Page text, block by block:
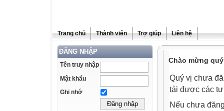
Trang chủ Thành viên Trợ giúp Liên hệ
ĐĂNG NHẬP
Tên truy nhập
Mật khẩu
Ghi nhớ
Chào mừng
Quý vị chưa
tải được các
Nếu chưa